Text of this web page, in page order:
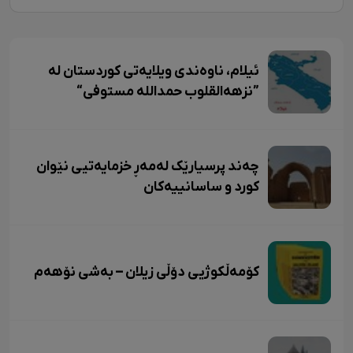
ئیلام، ناوەندی ویلایەتی کوردستان لە
”نزهەالقلوب حمداللە مستوفی“
چەند پرسیارێک لەمەڕ خزمایەتیی نێوان
کورد و ساسانییەکان
کۆمەڵکوژیی دۆڵی زیلان – بەشی نۆهەم